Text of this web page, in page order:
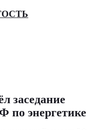
заседание
по энергетике